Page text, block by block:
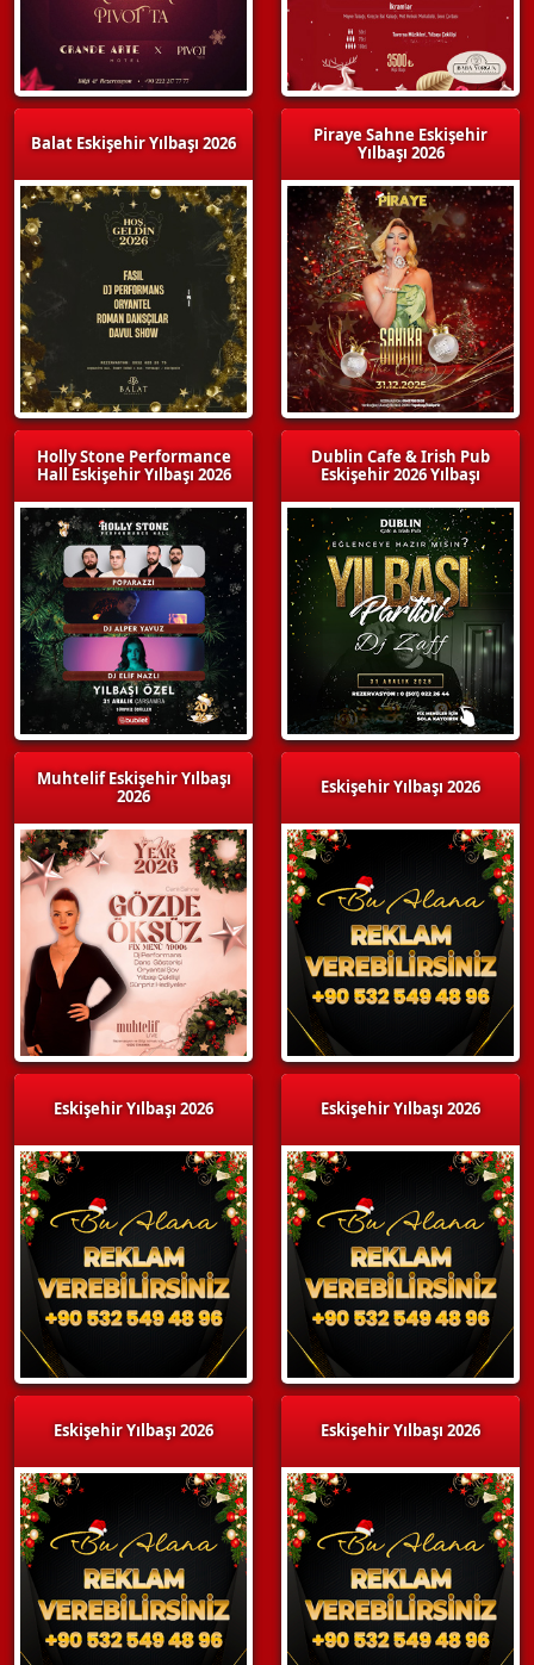
Balat Eskişehir Yılbaşı 2026
Holly Stone Performance
Hall Eskişehir Yılbaşı 2026
Muhtelif Eskişehir Yılbaşı
2026
Eskişehir Yılbaşı 2026
Eskişehir Yılbaşı 2026
Piraye Sahne Eskişehir
Yılbaşı 2026
Dublin Cafe & Irish Pub
Eskişehir 2026 Yılbaşı
Eskişehir Yılbaşı 2026
Eskişehir Yılbaşı 2026
Eskişehir Yılbaşı 2026